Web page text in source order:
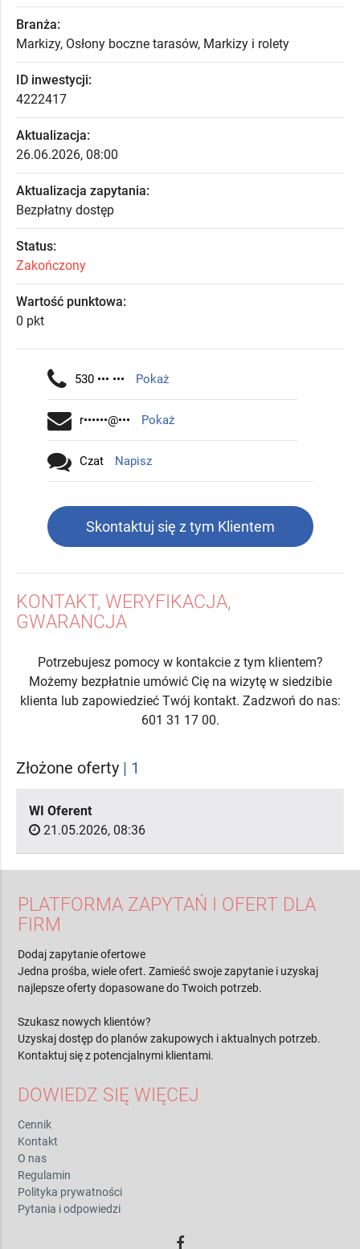
Branża:
Markizy, Osłony boczne tarasów, Markizy i rolety
ID inwestycji:
4222417
Aktualizacja:
26.06.2026, 08:00
Aktualizacja zapytania:
Bezpłatny dostęp
Status:
Zakończony
Wartość punktowa:
0 pkt
530 ••• ••• Pokaż
r••••••@••• Pokaż
Czat Napisz
Skontaktuj się z tym Klientem
KONTAKT, WERYFIKACJA,
GWARANCJA
Potrzebujesz pomocy w kontakcie z tym klientem?
Możemy bezpłatnie umówić Cię na wizytę w siedzibie
klienta lub zapowiedzieć Twój kontakt. Zadzwoń do nas:
601 31 17 00.
Złożone oferty | 1
WI Oferent
21.05.2026, 08:36
PLATFORMA ZAPYTAŃ I OFERT DLA
FIRM
Dodaj zapytanie ofertowe
Jedna prośba, wiele ofert. Zamieść swoje zapytanie i uzyskaj
najlepsze oferty dopasowane do Twoich potrzeb.
Szukasz nowych klientów?
Uzyskaj dostęp do planów zakupowych i aktualnych potrzeb.
Kontaktuj się z potencjalnymi klientami.
DOWIEDZ SIĘ WIĘCEJ
Cennik
Kontakt
O nas
Regulamin
Polityka prywatności
Pytania i odpowiedzi